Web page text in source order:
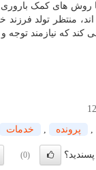
کند که نیازمند توجه
پرونده خدمات
(0)